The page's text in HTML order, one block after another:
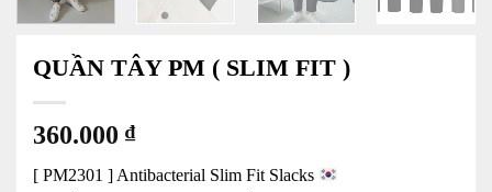
QUẦN TÂY PM ( SLIM FIT )
360.000 ₫
[ PM2301 ] Antibacterial Slim Fit Slacks